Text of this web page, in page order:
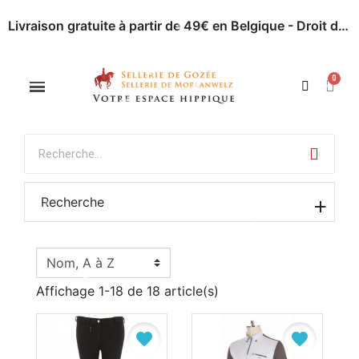
Livraison gratuite à partir de 49€ en Belgique - Droit de retour dans les 30 jours - Paiement en ligne sécurisé
Recherche
Affichage 1-18 de 18 article(s)
favorite favorite